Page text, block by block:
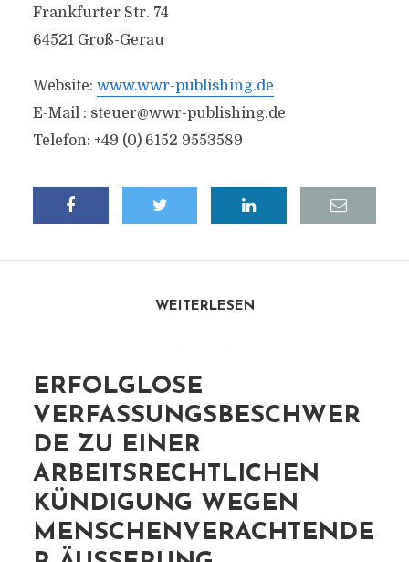
Frankfurter Str. 74
64521 Groß-Gerau
Website: www.wwr-publishing.de
E-Mail : steuer@wwr-publishing.de
Telefon: +49 (0) 6152 9553589
WEITERLESEN
ERFOLGLOSE
VERFASSUNGSBESCHWER
DE ZU EINER
ARBEITSRECHTLICHEN
KÜNDIGUNG WEGEN
MENSCHENVERACHTENDE